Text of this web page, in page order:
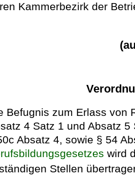
Kammerbezirk der
Befugnis zum Erlass von
4 Satz 1 und Absatz
Absatz 4, sowie § 54
wird
Stellen